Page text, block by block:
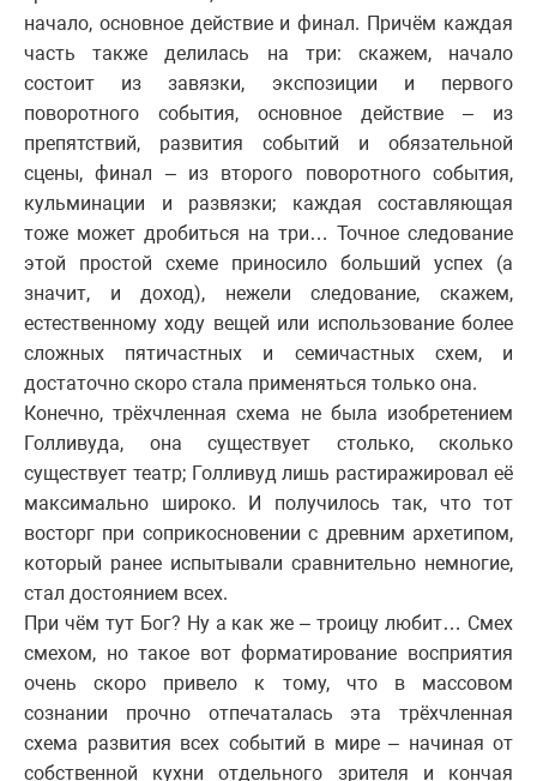
начало, основное действие и финал. Причём каждая
часть также делилась на три: скажем, начало
состоит из завязки, экспозиции и первого
поворотного события, основное действие – из
препятствий, развития событий и обязательной
сцены, финал – из второго поворотного события,
кульминации и развязки; каждая составляющая
тоже может дробиться на три… Точное следование
этой простой схеме приносило больший успех (а
значит, и доход), нежели следование, скажем,
естественному ходу вещей или использование более
сложных пятичастных и семичастных схем, и
достаточно скоро стала применяться только она.
Конечно, трёхчленная схема не была изобретением
Голливуда, она существует столько, сколько
существует театр; Голливуд лишь растиражировал её
максимально широко. И получилось так, что тот
восторг при соприкосновении с древним архетипом,
который ранее испытывали сравнительно немногие,
стал достоянием всех.
При чём тут Бог? Ну а как же – троицу любит… Смех
смехом, но такое вот форматирование восприятия
очень скоро привело к тому, что в массовом
сознании прочно отпечаталась эта трёхчленная
схема развития всех событий в мире – начиная от
собственной кухни отдельного зрителя и кончая